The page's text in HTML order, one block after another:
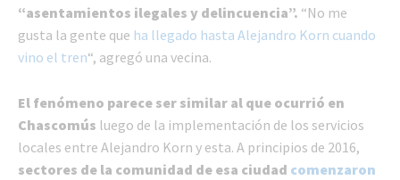
“asentamientos ilegales y delincuencia”. “No me
gusta la gente que ha llegado hasta Alejandro Korn cuando
vino el tren“, agregó una vecina.
El fenómeno parece ser similar al que ocurrió en
Chascomús luego de la implementación de los servicios
locales entre Alejandro Korn y esta. A principios de 2016,
sectores de la comunidad de esa ciudad comenzaron